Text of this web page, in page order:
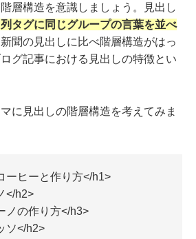
層構造を意識しましょう。見出し
列タグに同じグループの言葉を並べ
聞の見出しに比べ階層構造がはっ
グ記事における見出しの特徴とい
に見出しの階層構造を考えてみま
ーヒーと作り方</h1>
</h2>
の作り方</h3>
ソ</h2>